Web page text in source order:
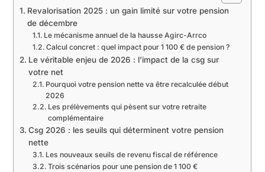
Revalorisation 2025 : un gain limité sur votre pension
de décembre
Le mécanisme annuel de la hausse Agirc-Arrco
Calcul concret : quel impact pour 1 100 € de pension ?
Le véritable enjeu de 2026 : l’impact de la csg sur
votre net
Pourquoi votre pension nette va être recalculée début
2026
Les prélèvements qui pèsent sur votre retraite
complémentaire
Csg 2026 : les seuils qui déterminent votre pension
nette
Les nouveaux seuils de revenu fiscal de référence
Trois scénarios pour une pension de 1 100 €